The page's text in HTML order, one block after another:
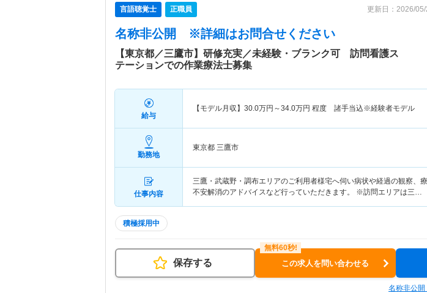
言語聴覚士 正職員 更新日：2026/
名称非公開 ※詳細はお問合せください
【東京都／三鷹市】研修充実／未経験・ブランク可 訪問看護ス
テーションでの作業療法士募集
給与
【モデル月収】 30.0万円～34.0万円 程度 諸手当込※経験者モデル
勤務地
東京都 三鷹市
仕事内容
三鷹・武蔵野・調布エリアのご利用者様宅へ伺い病状や経過の観察、
不安解消のアドバイスなど行っていただきます。 ※訪問エリアは三…
積極採用中
保存する この求人を問い合わせる
名称非公